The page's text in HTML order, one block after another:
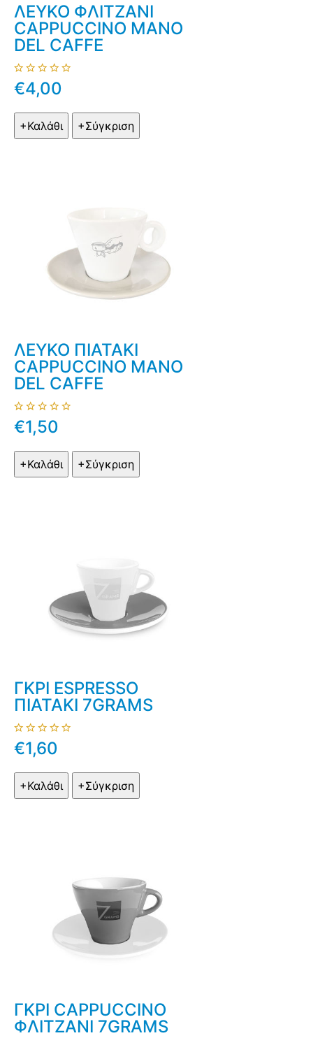
ΛΕΥΚΟ ΦΛΙΤΖΑΝΙ
CAPPUCCINO MANO
DEL CAFFE
€4,00
ΛΕΥΚΟ ΠΙΑΤΑΚΙ
CAPPUCCINO MANO
DEL CAFFE
€1,50
ΓΚΡΙ ESPRESSO
ΠΙΑΤΑΚΙ 7GRAMS
€1,60
ΓΚΡΙ CAPPUCCINO
ΦΛΙΤΖΑΝΙ 7GRAMS